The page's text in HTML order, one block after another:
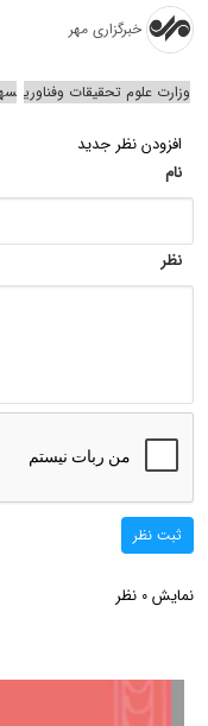
خبرگزاری مهر
وزارت علوم تحقیقات وفناوری
افزودن نظر جدید
نام
نظر
ثبت نظر
نمایش 0 نظر